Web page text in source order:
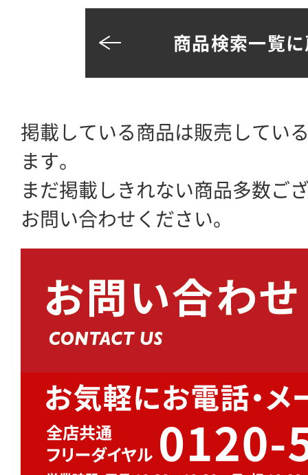
商品検索一覧
掲載している商品は販売してい
ます。
まだ掲載しきれない商品多数ご
お問い合わせください。